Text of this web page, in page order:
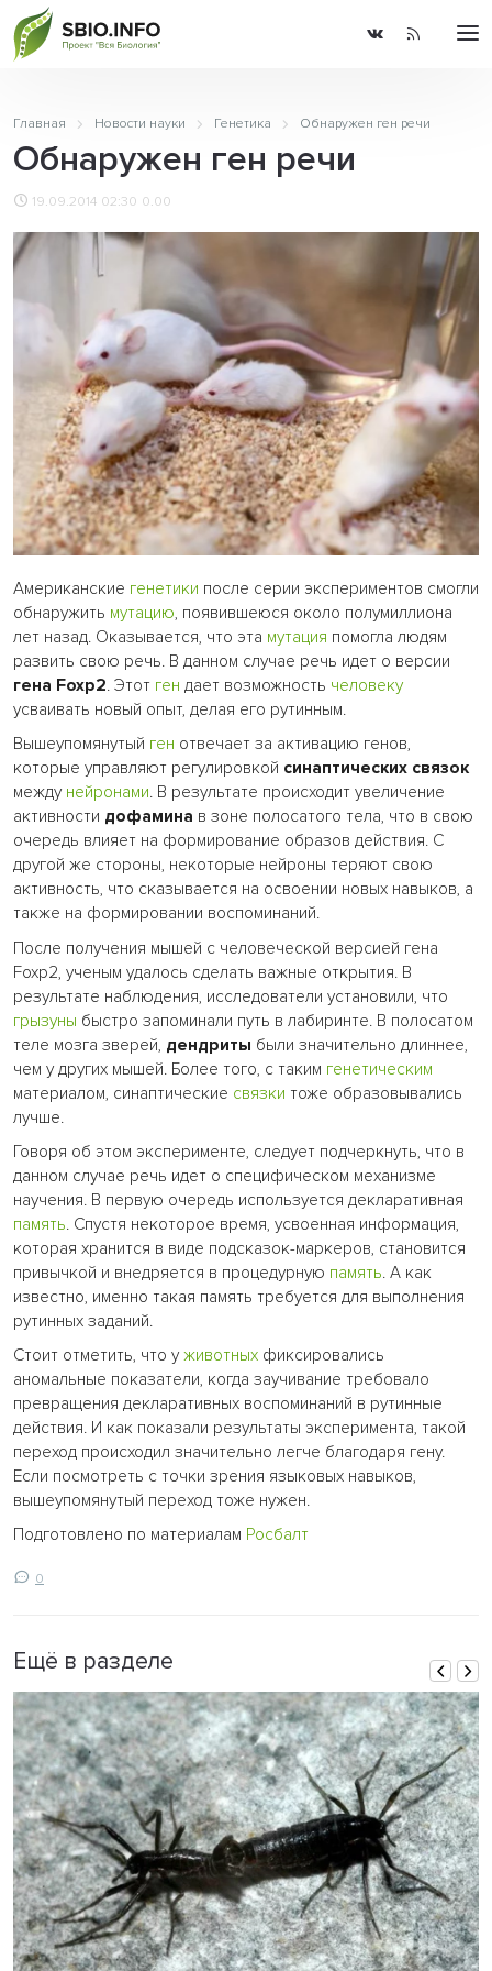
Главная Новости науки Генетика Обнаружен ген речи
Обнаружен ген речи
19.09.2014 02:30 0.00
Американские генетики после серии экспериментов смогли
обнаружить мутацию, появившеюся около полумиллиона
лет назад. Оказывается, что эта мутация помогла людям
развить свою речь. В данном случае речь идет о версии
гена Foxp2. Этот ген дает возможность человеку
усваивать новый опыт, делая его рутинным.
Вышеупомянутый ген отвечает за активацию генов,
которые управляют регулировкой синаптических связок
между нейронами. В результате происходит увеличение
активности дофамина в зоне полосатого тела, что в свою
очередь влияет на формирование образов действия. С
другой же стороны, некоторые нейроны теряют свою
активность, что сказывается на освоении новых навыков, а
также на формировании воспоминаний.
После получения мышей с человеческой версией гена
Foxp2, ученым удалось сделать важные открытия. В
результате наблюдения, исследователи установили, что
грызуны быстро запоминали путь в лабиринте. В полосатом
теле мозга зверей, дендриты были значительно длиннее,
чем у других мышей. Более того, с таким генетическим
материалом, синаптические связки тоже образовывались
лучше.
Говоря об этом эксперименте, следует подчеркнуть, что в
данном случае речь идет о специфическом механизме
научения. В первую очередь используется декларативная
память. Спустя некоторое время, усвоенная информация,
которая хранится в виде подсказок-маркеров, становится
привычкой и внедряется в процедурную память. А как
известно, именно такая память требуется для выполнения
рутинных заданий.
Стоит отметить, что уживотных фиксировались
аномальные показатели, когда заучивание требовало
превращения декларативных воспоминаний в рутинные
действия. И как показали результаты эксперимента, такой
переход происходил значительно легче благодаря гену.
Если посмотреть с точки зрения языковых навыков,
вышеупомянутый переход тоже нужен.
Подготовлено по материалам Росбалт
0
Ещё в разделе